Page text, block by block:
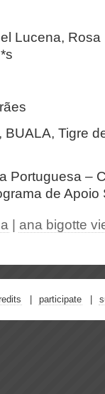
Lucena,
Tigre
Portuguesa –
de Apoio
ana bigotte
participate